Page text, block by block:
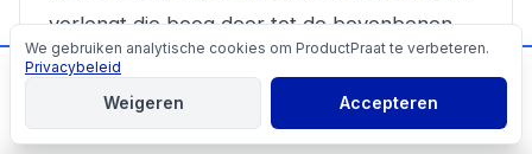
verlengt die boog door tot de bovenbenen.
Voor mensen met spanning in de lage rug of
bilspieren geeft een SL-track meer dekking.
Een L-track is toereikend als de klachten zich
Cookies
We gebruiken analytische cookies om ProductPraat te verbeteren.
Privacybeleid
Weigeren Accepteren
📬Mis geen producttips!
Aanmelden